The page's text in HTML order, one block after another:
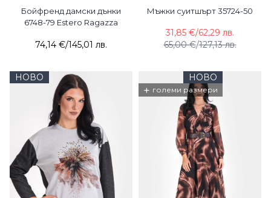
Бойфренд дамски дънки
6748-79 Estero Ragazza
74,14 €/145,01 лв.
Мъжки суитшърт 35724-50
65,00 €/127,13 лв.
31,85 €/62,29 лв.
НОВО НОВО
+ големи размери